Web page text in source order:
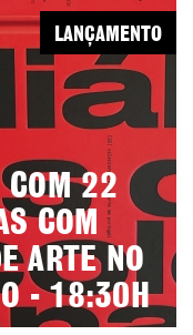
COM 22
COM
ARTE NO
- 18:30H
LANÇAMENTO